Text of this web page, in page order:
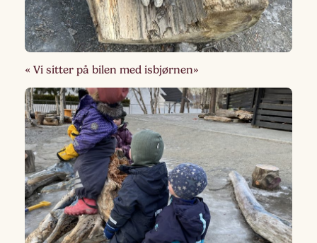
« Vi sitter på bilen med isbjørnen»